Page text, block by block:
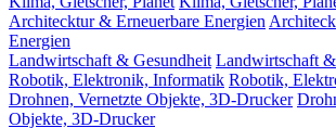
Architecktur & Erneuerbare Energien
Energien
Landwirtschaft & Gesundheit Landwirtschaft
Robotik, Elektronik, Informatik Robotik,
Drohnen, Vernetzte Objekte, 3D-Drucker
Objekte, 3D-Drucker